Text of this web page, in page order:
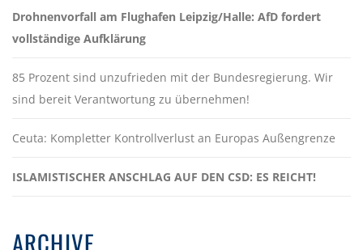
Drohnenvorfall am Flughafen Leipzig/Halle: AfD fordert
vollständige Aufklärung
85 Prozent sind unzufrieden mit der Bundesregierung. Wir
sind bereit Verantwortung zu übernehmen!
Ceuta: Kompletter Kontrollverlust an Europas Außengrenze
ISLAMISTISCHER ANSCHLAG AUF DEN CSD: ES REICHT!
ARCHIVE